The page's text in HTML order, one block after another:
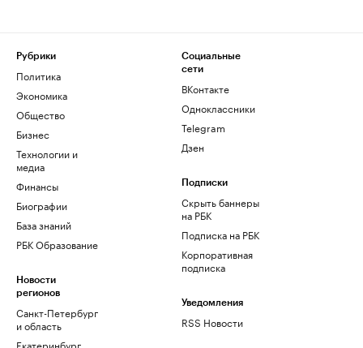
Рубрики
Политика
Экономика
Общество
Бизнес
Технологии и
медиа
Финансы
Биографии
База знаний
РБК Образование
Новости
регионов
Санкт-Петербург
и область
Екатеринбург
Социальные
сети
ВКонтакте
Одноклассники
Telegram
Дзен
Подписки
Скрыть баннеры
на РБК
Подписка на РБК
Корпоративная
подписка
Уведомления
RSS Новости